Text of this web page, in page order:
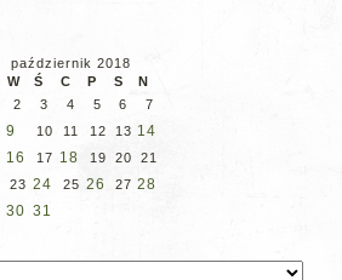
październik 2018
W Ś C P S N
2 3 4 5 6
7
9 10 11 12 13 14
16 17 18 19 20 21
23 24 25 26 27 28
30 31